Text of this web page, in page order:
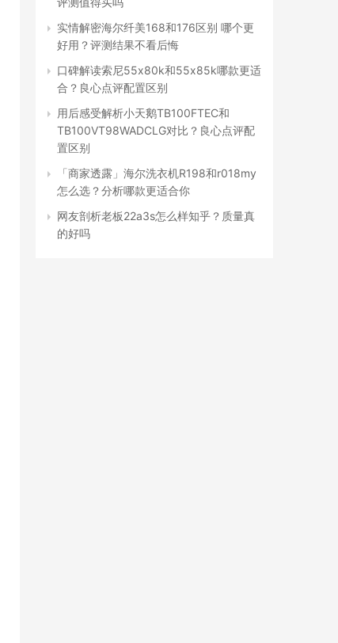
实情解密海尔纤美168和176区别 哪个更
好用？评测结果不看后悔
口碑解读索尼55x80k和55x85k哪款更适
合？良心点评配置区别
用后感受解析小天鹅TB100FTEC和
TB100VT98WADCLG对比？良心点评配
置区别
「商家透露」海尔洗衣机R198和r018my
怎么选？分析哪款更适合你
网友剖析老板22a3s怎么样知乎？质量真
的好吗